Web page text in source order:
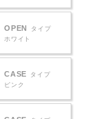
OPEN
タイプ
ホワイト
CASE
タイプ
ピンク